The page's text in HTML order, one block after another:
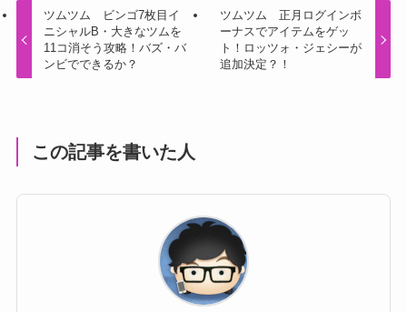
ツムツム ビンゴ7枚目イ
ニシャルB・大きなツムを
11コ消そう攻略！バズ・バ
ンビでできるか？
ツムツム 正月ログインボ
ーナスでアイテムをゲッ
ト！ロッツォ・ジェシーが
追加決定？！
この記事を書いた人